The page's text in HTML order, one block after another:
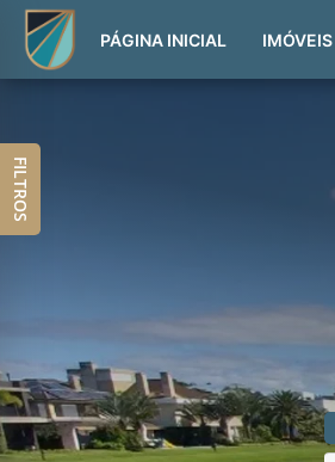
PÁGINA INICIAL IMÓVEIS
FILTROS